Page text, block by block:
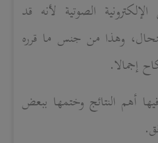
الصوتية لأنه قد
وهذا من جنس ما قرره
إجمالا.
أهم النتائج وختمها ببعض